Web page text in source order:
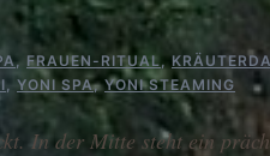
, FRAUEN-RITUAL,
, YONI SPA,YONI STEAMING
In der Mitte steht ein